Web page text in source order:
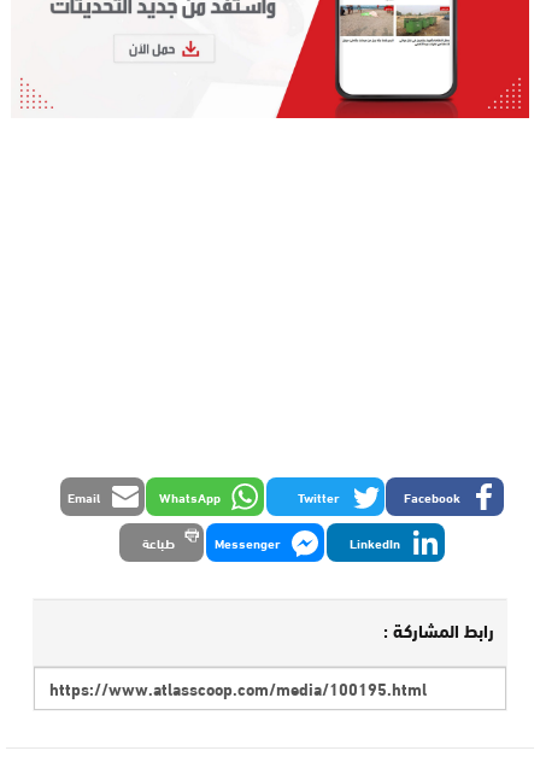
Facebook
Twitter
WhatsApp
Email
LinkedIn
Messenger طباعة
رابط المشاركة :